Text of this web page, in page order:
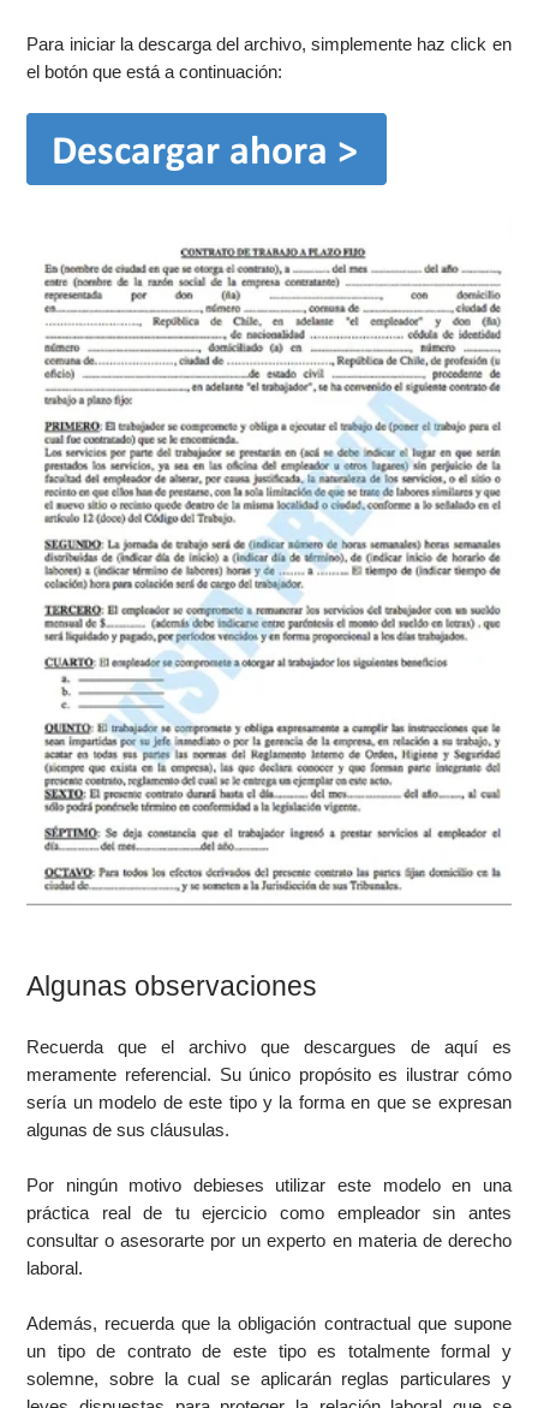
Para iniciar la descarga del archivo, simplemente haz click en
el botón que está a continuación:
Algunas observaciones
Recuerda que el archivo que descargues de aquí es
meramente referencial. Su único propósito es ilustrar cómo
sería un modelo de este tipo y la forma en que se expresan
algunas de sus cláusulas.
Por ningún motivo debieses utilizar este modelo en una
práctica real de tu ejercicio como empleador sin antes
consultar o asesorarte por un experto en materia de derecho
laboral.
Además, recuerda que la obligación contractual que supone
un tipo de contrato de este tipo es totalmente formal y
solemne, sobre la cual se aplicarán reglas particulares y